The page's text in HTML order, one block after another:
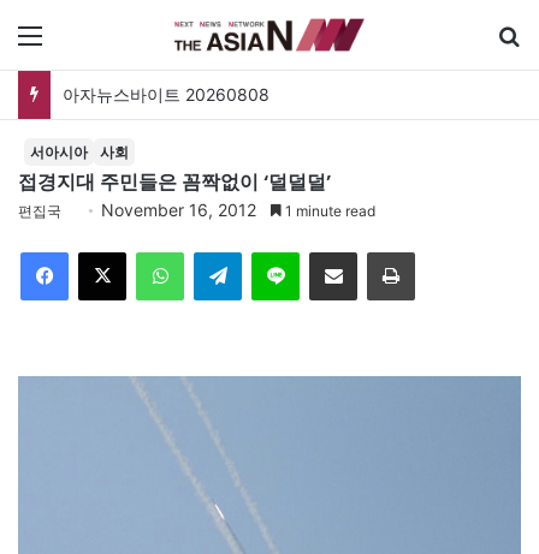
아자뉴스바이트 20260808
서아시아 사회
접경지대 주민들은 꼼짝없이 ‘덜덜덜’
편집국 November 16, 2012 1 minute read
Telegram 이메일